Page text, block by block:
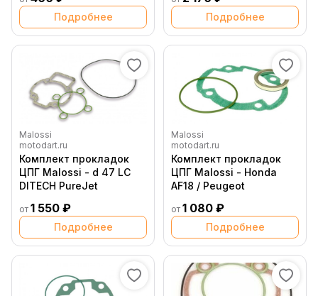
Подробнее Подробнее
Malossi
motodart.ru
Комплект прокладок
ЦПГ Malossi - d 47 LC
DITECH PureJet
от 1 550 ₽
Подробнее
Malossi
motodart.ru
Комплект прокладок
ЦПГ Malossi - Honda
AF18 / Peugeot
от 1 080 ₽
Подробнее